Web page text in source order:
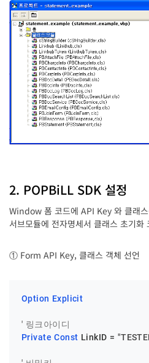
2. POPBiLL SDK 설정
Window 폼 코드에 API Key 와 클래
서브모듈에 전자명세서 클래스 초기화
① Form API Key, 클래스 객체 선언
Option Explicit
' 링크아이디
Private Const LinkID =